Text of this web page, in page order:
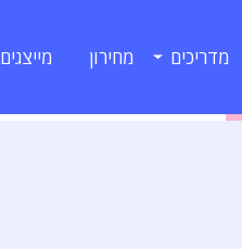
מדריכים מחירון מייצגים